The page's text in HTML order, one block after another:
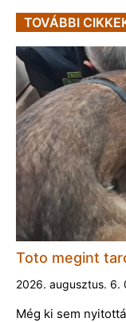
TOVÁBBI
Toto megint
2026. augusztus. 6.
Még ki sem